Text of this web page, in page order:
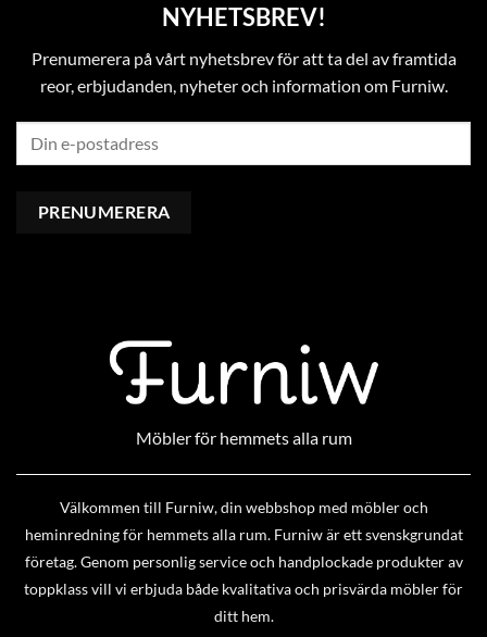
NYHETSBREV!
Prenumerera på vårt nyhetsbrev för att ta del av framtida
reor, erbjudanden, nyheter och information om Furniw.
Möbler för hemmets alla rum
Välkommen till Furniw, din webbshop med möbler och
heminredning för hemmets alla rum. Furniw är ett svenskgrundat
företag. Genom personlig service och handplockade produkter av
toppklass vill vi erbjuda både kvalitativa och prisvärda möbler för
ditt hem.